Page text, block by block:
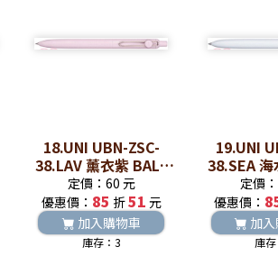
18.UNI UBN-ZSC-
38.LAV 薰衣紫 BALL
ZENTO零重力水性鋼珠
筆
定價：60 元
優惠價： 85 折51 元
加入購物車
庫存：3
19.UNI
38.SEA
ZENTO零
定價
優惠價：
加
庫